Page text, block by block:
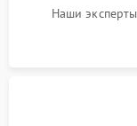
Наши